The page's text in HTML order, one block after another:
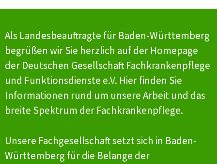
Als Landesbeauftragte für Baden-Württemberg
begrüßen wir Sie herzlich auf der Homepage
der Deutschen Gesellschaft Fachkrankenpflege
und Funktionsdienste e.V. Hier finden Sie
Informationen rund um unsere Arbeit und das
breite Spektrum der Fachkrankenpflege.
Unsere Fachgesellschaft setzt sich in Baden-
Württemberg für die Belange der